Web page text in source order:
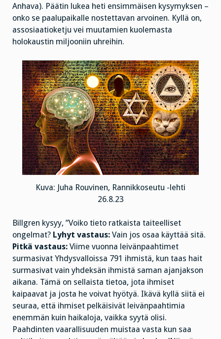
Anhava). Päätin lukea heti ensimmäisen kysymyksen –
onko se paalupaikalle nostettavan arvoinen. Kyllä on,
assosiaatioketju vei muutamien kuolemasta
holokaustin miljooniin uhreihin.
Kuva: Juha Rouvinen, Rannikkoseutu -lehti
26.8.23
Billgren kysyy, ”Voiko tieto ratkaista taiteelliset
ongelmat? Lyhyt vastaus: Vain jos osaa käyttää sitä.
Pitkä vastaus: Viime vuonna leivänpaahtimet
surmasivat Yhdysvalloissa 791 ihmistä, kun taas hait
surmasivat vain yhdeksän ihmistä saman ajanjakson
aikana. Tämä on sellaista tietoa, jota ihmiset
kaipaavat ja josta he voivat hyötyä. Ikävä kyllä siitä ei
seuraa, että ihmiset pelkäisivät leivänpaahtimia
enemmän kuin haikaloja, vaikka syytä olisi.
Paahdinten vaarallisuuden muistaa vasta kun saa